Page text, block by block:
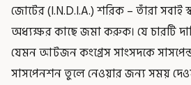
জোটের (I.N.D.I.A.) শরিক – তাঁরা সবাই
অধ্যক্ষর কাছে জমা করুক। যে চারটি
যেমন আটজন কংগ্রেস সাংসদকে
সাসপেনশন তুলে নেওয়ার জন্য সময়